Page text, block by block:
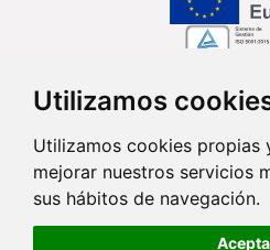
Utilizamos
Utilizamos cookies propias
mejorar nuestros servicios
sus hábitos de navegación.
Síguenos
Av. Monforte de Lemos, 3-5.